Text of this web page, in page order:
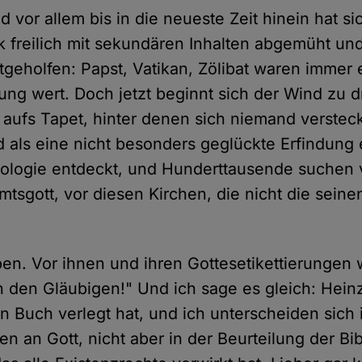
vor allem bis in die neueste Zeit hinein hat
freilich mit sekundären Inhalten abgemüht
Papst, Vatikan, Zölibat waren immer
wert. Doch jetzt beginnt sich der Wind zu
Tapet, hinter denen sich niemand
als eine nicht besonders geglückte Erfindung
entdeckt, und Hunderttausende suchen
vor diesen Kirchen, die nicht die
Vor ihnen und ihren Gottesetikettierungen
den Gläubigen!" Und ich sage es gleich:
Buch verlegt hat, und ich unterscheiden sich
an Gott, nicht aber in der Beurteilung der